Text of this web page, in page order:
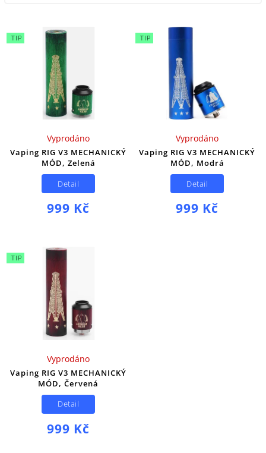
TIP
Vaping RIG V3 MECHANICKÝ
MÓD, Zelená
Vyprodáno
999 Kč
Detail
TIP
Vaping RIG V3 MECHANICKÝ
MÓD, Modrá
Vyprodáno
999 Kč
Detail
TIP
Vaping RIG V3 MECHANICKÝ
MÓD, Červená
Vyprodáno
999 Kč
Detail